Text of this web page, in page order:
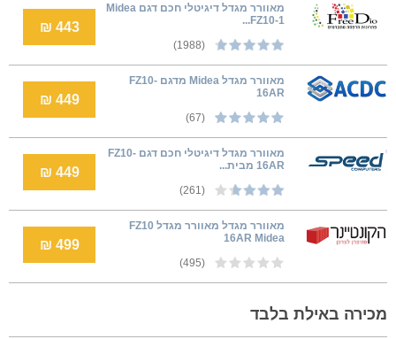
מאוורר מגדל דיגיטלי חכם דגם Midea
FZ10-1...
(1988)
443 ₪
מאוורר מגדל Midea מדגם FZ10-
16AR
(67)
449 ₪
מאוורר מגדל דיגיטלי חכם דגם FZ10-
16AR מבית...
(261)
449 ₪
מאוורר מגדל מאוורר מגדל FZ10
16AR Midea
(495)
499 ₪
מכירה באילת בלבד